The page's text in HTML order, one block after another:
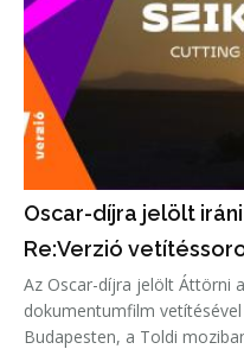
Oscar-díjra jelölt
Re:Verzió
Az Oscar-díjra jelölt Áttörni
dokumentumfilm
Budapesten, a Toldi